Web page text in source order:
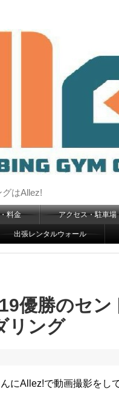
はAllez!
料金 アクセス・駐車場
出張レンタルウォール
優勝のセン
リング
にAllez!で動画撮影をし